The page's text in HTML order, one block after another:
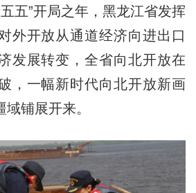
五”开局之年，黑龙江省发挥
外开放从通道经济向进出口
发展转变，全省向北开放在
，一幅新时代向北开放新画
铺展开来。